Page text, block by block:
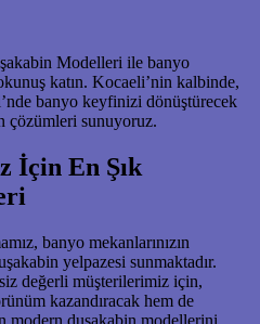
Modelleri ile banyo
katın. Kocaeli’nin kalbinde,
banyo keyfinizi dönüştürecek
çözümleri sunuyoruz.
İçin En Şık
banyo mekanlarınızın
yelpazesi sunmaktadır.
değerli müşterilerimiz için,
kazandıracak hem de
modern duşakabin modellerini